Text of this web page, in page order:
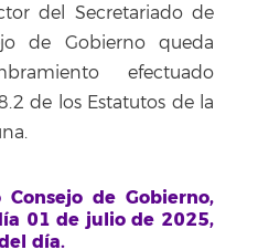
del Secretariado de
de Gobierno queda
efectuado
de los Estatutos de la
Consejo de Gobierno,
01 de julio de 2025,
día.